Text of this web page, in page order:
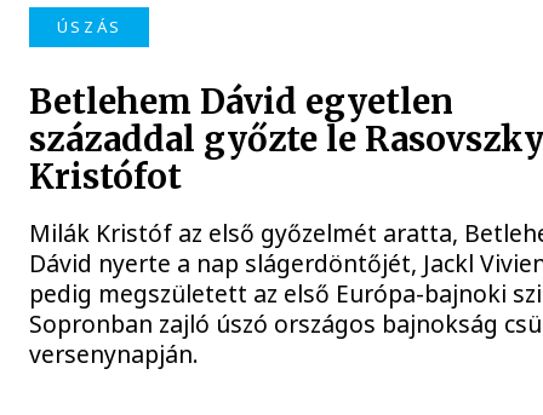
ÚSZÁS
Betlehem Dávid egyetlen
századdal győzte le
Kristófot
Milák Kristóf az első győzelmét aratta,
Dávid nyerte a nap slágerdöntőjét, Jackl
pedig megszületett az első Európa-bajnoki
Sopronban zajló úszó országos bajnokság
versenynapján.